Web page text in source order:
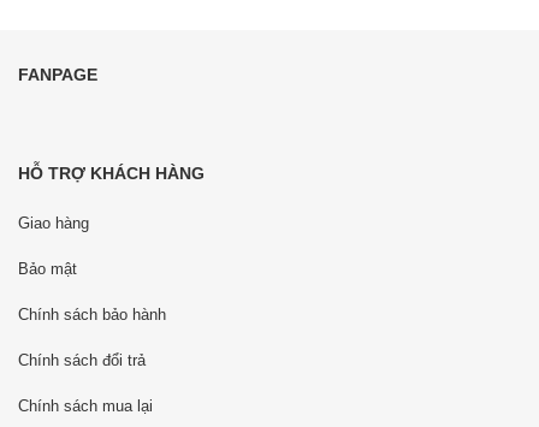
FANPAGE
HỖ TRỢ KHÁCH HÀNG
Giao hàng
Bảo mật
Chính sách bảo hành
Chính sách đổi trả
Chính sách mua lại